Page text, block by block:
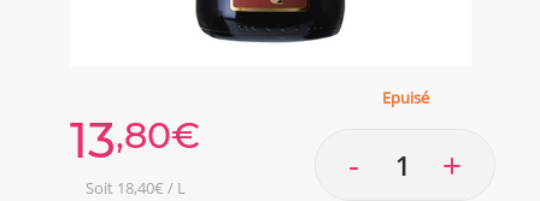
13,80€
Soit 18,40€ / L
Epuisé
- +